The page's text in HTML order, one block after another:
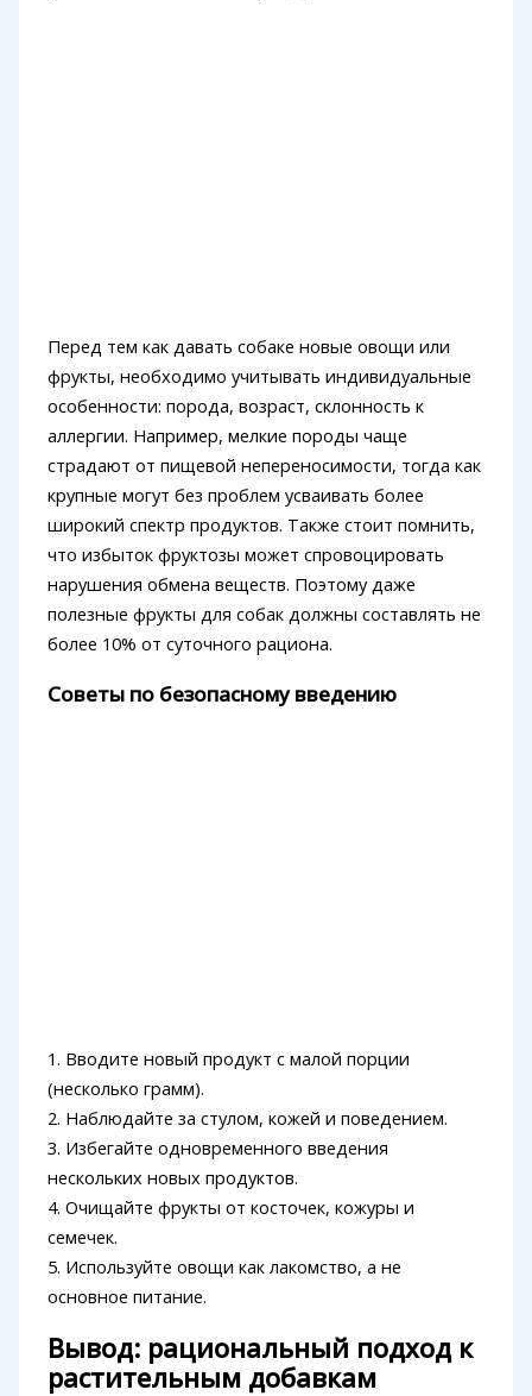
Перед тем как давать собаке новые овощи или
фрукты, необходимо учитывать индивидуальные
особенности: порода, возраст, склонность к
аллергии. Например, мелкие породы чаще
страдают от пищевой непереносимости, тогда как
крупные могут без проблем усваивать более
широкий спектр продуктов. Также стоит помнить,
что избыток фруктозы может спровоцировать
нарушения обмена веществ. Поэтому даже
полезные фрукты для собак должны составлять не
более 10% от суточного рациона.
Советы по безопасному введению
1. Вводите новый продукт с малой порции
(несколько грамм).
2. Наблюдайте за стулом, кожей и поведением.
3. Избегайте одновременного введения
нескольких новых продуктов.
4. Очищайте фрукты от косточек, кожуры и
семечек.
5. Используйте овощи как лакомство, а не
основное питание.
Вывод: рациональный подход к
растительным добавкам